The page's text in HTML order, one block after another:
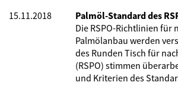
15.11.2018
Palmöl-Standard des
Die RSPO-Richtlinien für
Palmölanbau werden
des Runden Tisch für
(RSPO) stimmen
und Kriterien des